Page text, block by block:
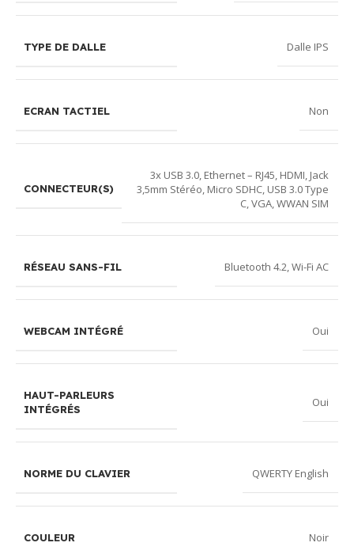
TYPE DE DALLE Dalle IPS
ECRAN TACTIEL Non
CONNECTEUR(S)
3x USB 3.0, Ethernet – RJ45, HDMI, Jack
3,5mm Stéréo, Micro SDHC, USB 3.0 Type
C,VGA,WWAN SIM
RÉSEAU SANS-FIL Bluetooth 4.2,Wi-Fi AC
WEBCAM INTÉGRÉ Oui
HAUT-PARLEURS
INTÉGRÉS
Oui
NORME DU CLAVIER QWERTY English
COULEUR Noir